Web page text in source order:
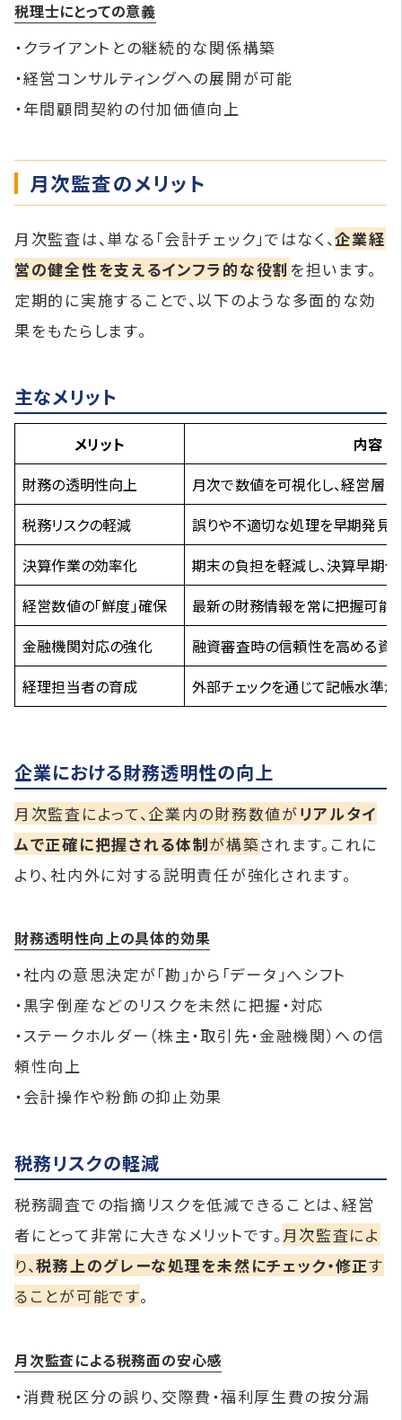
税理士にとっての意義
・クライアントとの継続的な関係構築
・経営コンサルティングへの展開が可能
・年間顧問契約の付加価値向上
月次監査のメリット
月次監査は、単なる「会計チェック」ではなく、企業経
営の健全性を支えるインフラ的な役割 を担います。
定期的に実施することで、以下のような多面的な効
果をもたらします。
主なメリット
メリット
内容
財務の透明性向上
月次で数値を可視化し、経営層
税務リスクの軽減
誤りや不適切な処理を早期発見
決算作業の効率化
期末の負担を軽減し、決算早期
経営数値の「鮮度」確保
最新の財務情報を常に把握可能
金融機関対応の強化
融資審査時の信頼性を高める資
経理担当者の育成
外部チェックを通じて記帳水準
企業における財務透明性の向上
月次監査によって、企業内の財務数値がリアルタイ
ムで正確に把握される体制が構築されます。これに
より、社内外に対する説明責任が強化されます。
財務透明性向上の具体的効果
・社内の意思決定が「勘」から「データ」へシフト
・黒字倒産などのリスクを未然に把握・対応
・ステークホルダー（株主・取引先・金融機関）への信
頼性向上
・会計操作や粉飾の抑止効果
税務リスクの軽減
税務調査での指摘リスクを低減できることは、経営
者にとって非常に大きなメリットです。 月次監査によ
り、税務上のグレーな処理を未然にチェック・修正す
ることが可能です。
月次監査による税務面の安心感
・消費税区分の誤り、交際費・福利厚生費の按分漏